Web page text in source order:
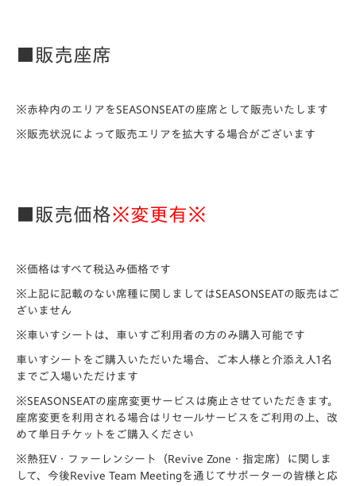
■販売座席
※赤枠内のエリアをSEASONSEATの座席として販売いたします
※販売状況によって販売エリアを拡大する場合がございます
■販売価格※変更有※
※価格はすべて税込み価格です
※上記に記載のない席種に関しましてはSEASONSEATの販売はご
ざいません
※車いすシートは、車いすご利用者の方のみ購入可能です
車いすシートをご購入いただいた場合、ご本人様と介添え人1名
までご入場いただけます
※SEASONSEATの座席変更サービスは廃止させていただきます。
座席変更を利用される場合はリセールサービスをご利用の上、改
めて単日チケットをご購入ください
※熱狂V・ファーレンシート（Revive Zone・指定席）に関しま
して、今後Revive Team Meetingを通じてサポーターの皆様と応